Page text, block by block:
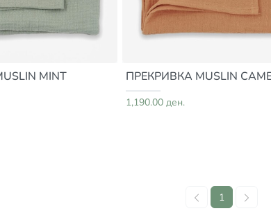
MINT ПРЕКРИВКА MUSLIN
1,190.00 ден.
1